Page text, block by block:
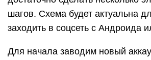
шагов. Схема будет актуальна
заходить в соцсеть с Андроида
Для начала заводим новый